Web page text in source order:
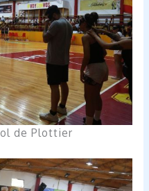
de Plottier